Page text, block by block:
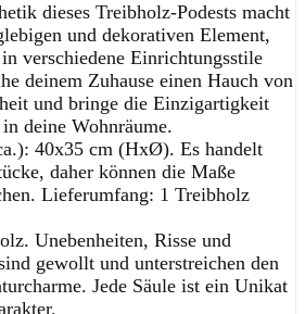
dieses Treibholz-Podests macht
und dekorativen Element,
verschiedene Einrichtungsstile
deinem Zuhause einen Hauch von
und bringe die Einzigartigkeit
deine Wohnräume.
40x35 cm (HxØ). Es handelt
daher können die Maße
Lieferumfang: 1 Treibholz
Unebenheiten, Risse und
gewollt und unterstreichen den
Jede Säule ist ein Unikat